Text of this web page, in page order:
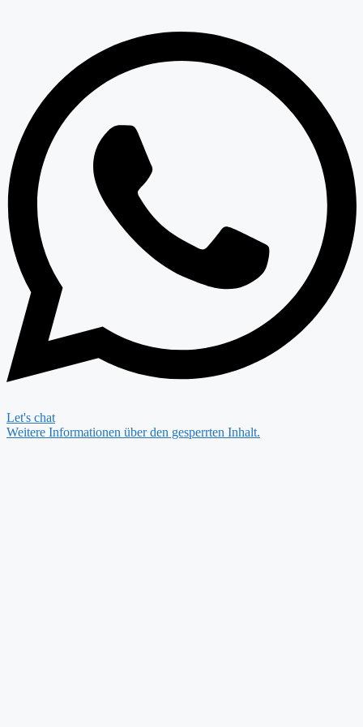
Let's chat
Weitere Informationen über den gesperrten Inhalt.